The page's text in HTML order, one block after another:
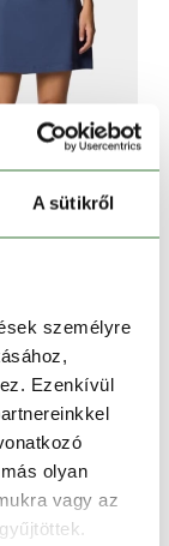
A sütikről
személyre
Ezenkívül
olyan
vagy az
18 890 Ft
XS S